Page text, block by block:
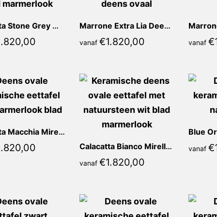
Calacatta Stone Grey Mirella Deens Ovaal Marrone Extra Lia Deens Ovaal
vanaf €1.820,00 vanaf €
Calacatta Macchia Mirella Deens Ovaal
Calacatta Bianco Mirella Deens Ovaal
vanaf €1.820,00
vanaf €